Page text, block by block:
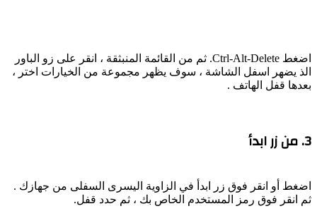
اضغط Ctrl-Alt-Delete. ثم من القائمة المنبثقة ، انقر على زو الباور
الذ يضهر اسفل الشاشة ، سوف يظهر مجموعة من الخيارات اختر ،
بعدها قفل الهاتف .
3. من زر ابدأ
اضغط أو انقر فوق زر ابدأ في الزاوية اليسرى السفلى من جهازك .
ثم انقر فوق رمز المستخدم الخاص بك ، ثم حدد قفل.